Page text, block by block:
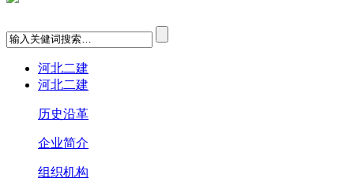
河北二建
河北二建
历史沿革
企业简介
组织机构